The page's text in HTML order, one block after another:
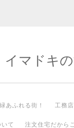
イマドキ
あふれる街！ 工務
て 注文住宅だから